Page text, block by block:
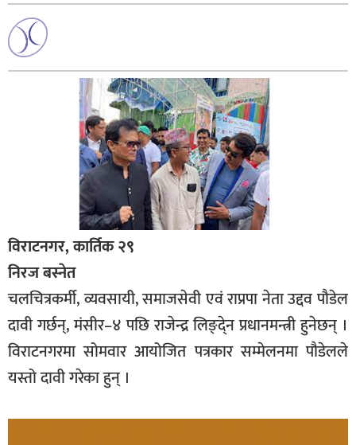
विराटनगर, कार्तिक २९
निरज बस्नेत
चलचित्रकर्मी, व्यवसायी, समाजसेवी एवं राप्रपा नेता उद्दव पौडेल
दावी गर्छन्, मंसीर–४ पछि राजेन्द्र लिङ्दे्न प्रधानमन्त्री हुनेछन् ।
विराटनगरमा सोमवार आयोजित पत्रकार सम्मेलनमा पौडेलले
यस्तो दावी गरेका हुन् ।